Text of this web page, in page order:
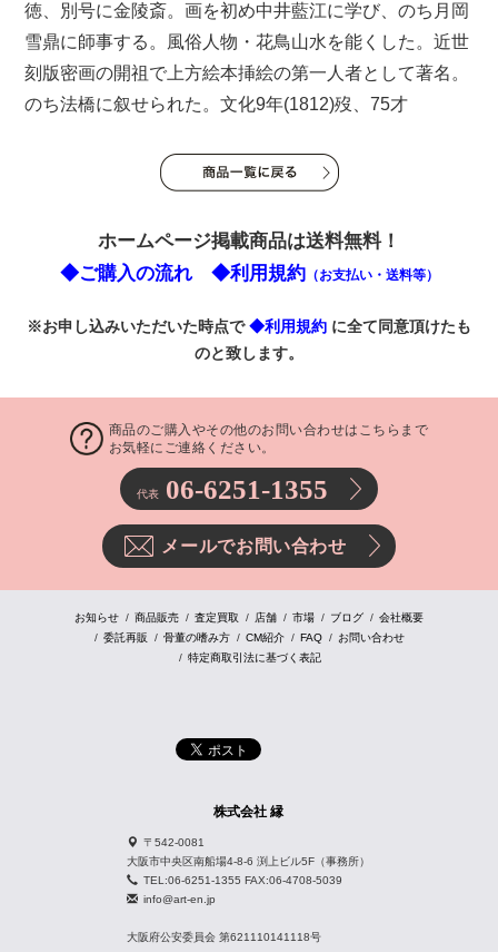
徳、別号に金陵斎。画を初め中井藍江に学び、のち月岡
雪鼎に師事する。風俗人物・花鳥山水を能くした。近世
刻版密画の開祖で上方絵本挿絵の第一人者として著名。
のち法橋に叙せられた。文化9年(1812)歿、75才
ホームページ掲載商品は送料無料！
◆ご購入の流れ
◆利用規約 （お支払い・送料等）
※お申し込みいただいた時点で◆利用規約 に全て同意頂けたも
のと致します。
商品のご購入やその他のお問い合わせはこちらまで
お気軽にご連絡ください。
代表 06-6251-1355
メールでお問い合わせ
お知らせ 商品販売 査定買取 店舗 市場 ブログ
会社概要
委託再販
骨董の嗜み方 CM紹介 FAQ
お問い合わせ
特定商取引法に基づく表記
株式会社 縁
〒542-0081
大阪市中央区南船場4-8-6 渕上ビル5F（事務所）
TEL:06-6251-1355 FAX:06-4708-5039
info@art-en.jp
大阪府公安委員会 第621110141118号